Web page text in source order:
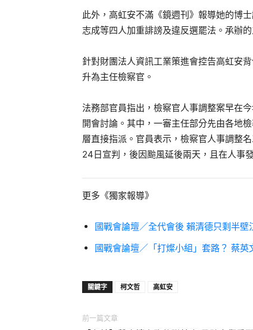
此外，高虹安不滿《鏡週刊》報導她的博
志成等四人加重誹謗及違反選罷法。承辦
針對財團法人資訊工業策進會控告高虹安
升為主任檢察官。
法務部官員指出，檢察官人事調整案早在
開會討論。其中，一審主任部分先由各地
層直接指派。官員表示，檢察官人事調整
24日宣判，後因颱風延後兩天，且在人事
更多《獨家報導》
國戰會論壇／全代會後 賴清德只剩半壁
國戰會論壇／「打燦小組」套路？ 蔡英
關鍵字 柯文哲 高虹安
前一篇文章